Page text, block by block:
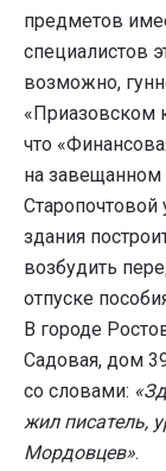
предметов
специалистов
возможно,
«Приазовском
что
на
здания
возбудить
отпуске
В городе
Садовая, дом
со словами:
жил писатель,
Мордовцев».